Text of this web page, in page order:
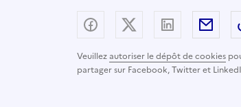
Veuillezautoriser le dépôt de cookies
partager sur Facebook, Twitter et
Partager sur Facebook
Partager sur X
Partager